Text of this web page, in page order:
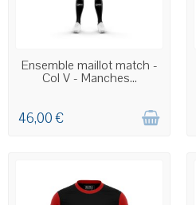
COMMANDE PERSONNALISÉE
Ensemble maillot match -
Col V - Manches...
46,00 €